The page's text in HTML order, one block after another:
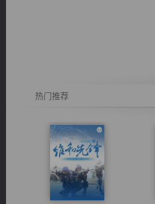
热门推荐